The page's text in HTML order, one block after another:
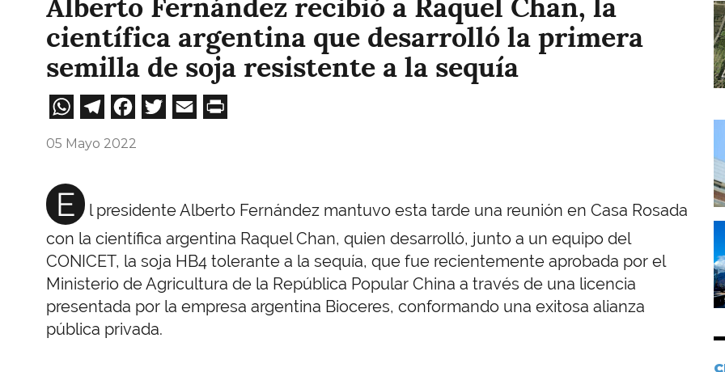
Alberto Fernández recibió a Raquel Chan, la
científica argentina que desarrolló la primera
semilla de soja resistente a la sequía
WhatsApp
Telegram
Facebook
Twitter
Email
05 Mayo 2022
E
l presidente Alberto Fernández mantuvo esta tarde una reunión en Casa Rosada
con la científica argentina Raquel Chan, quien desarrolló, junto a un equipo del
CONICET, la soja HB4 tolerante a la sequía, que fue recientemente aprobada por el
Ministerio de Agricultura de la República Popular China a través de una licencia
presentada por la empresa argentina Bioceres, conformando una exitosa alianza
pública privada.